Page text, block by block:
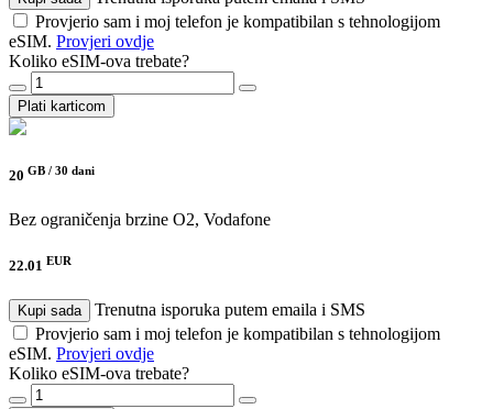
Provjerio sam i moj telefon je kompatibilan s tehnologijom
eSIM. Provjeri ovdje
Koliko eSIM-ova trebate?
Plati karticom
20 GB / 30 dani
Bez ograničenja brzine O2, Vodafone
22.01 EUR
Kupi sada
Trenutna isporuka putem emaila i SMS
Provjerio sam i moj telefon je kompatibilan s tehnologijom
eSIM. Provjeri ovdje
Koliko eSIM-ova trebate?